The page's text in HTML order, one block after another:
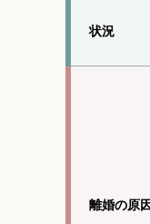
状況
離婚の原